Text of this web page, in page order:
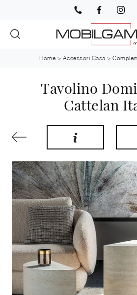
Home > Accessori Casa >
Tavolino
Cattelan